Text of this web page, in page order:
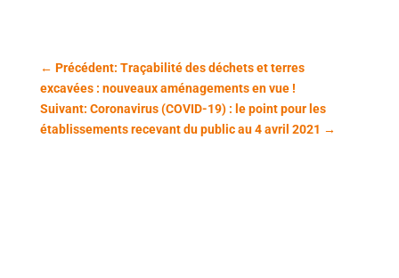
← Précédent: Traçabilité des déchets et terres
excavées : nouveaux aménagements en vue !
Suivant: Coronavirus (COVID-19) : le point pour les
établissements recevant du public au 4 avril 2021 →